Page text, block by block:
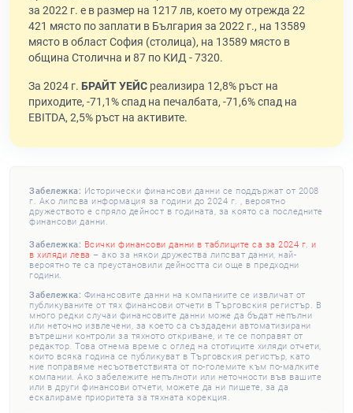
за 2022 г. е в размер на 1217 лв, което му отрежда 22
421 място по заплати в България за 2022 г., на 13589
място в област София (столица), на 13589 място в
община Столична и 87 по КИД - 7320.
За 2024 г. БРАЙТ УЕЙС реализира 12,8% ръст на
приходите, -71,1% спад на печалбата, -71,6% спад на
EBITDA, 2,5% ръст на активите.
Забележка: Исторически финансови данни се поддържат от 2008
г. Ако липсва информация за години до 2024 г. , вероятно
дружеството е спряло дейност в годината, за която са последните
финансови данни.
Забележка: Всички финансови данни в таблиците са за 2024 г. и
в хиляди лева – ако за някои дружества липсват данни, най-
вероятно те са преустановили дейността си още в предходни
години.
Забележка: Финансовите данни на компаниите се извличат от
публикуваните от тях финансови отчети в Търговския регистър. В
много редки случаи финансовите данни може да бъдат непълни
или неточно извлечени, за което са създадени автоматизирани
вътрешни контроли за тяхното откриване, и те се поправят от
редактор. Това отнема време с оглед на стотиците хиляди отчети,
които всяка година се публикуват в Търговския регистър, като
ние поправяме несъответствията от по-големите към по-малките
компании. Ако забележите непълноти или неточности във вашите
или в други финансови отчети, можете да ни пишете, за да
ескалираме приоритета за тяхната корекция.